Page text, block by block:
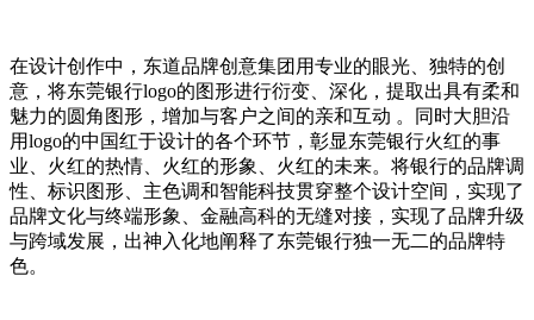
在设计创作中，东道品牌创意集团用专业的眼光、独特的创
意，将东莞银行logo的图形进行衍变、深化，提取出具有柔和
魅力的圆角图形，增加与客户之间的亲和互动 。同时大胆沿
用logo的中国红于设计的各个环节，彰显东莞银行火红的事
业、火红的热情、火红的形象、火红的未来。将银行的品牌调
性、标识图形、主色调和智能科技贯穿整个设计空间，实现了
品牌文化与终端形象、金融高科的无缝对接，实现了品牌升级
与跨域发展，出神入化地阐释了东莞银行独一无二的品牌特
色。